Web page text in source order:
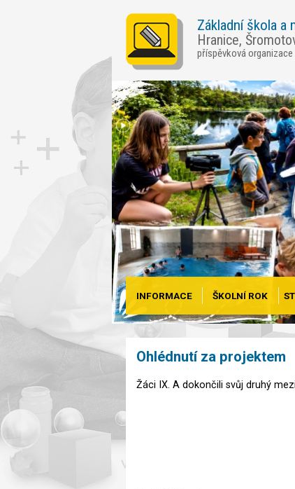
Základní škola a
Hranice,
příspěvková organizace
INFORMACE ŠKOLNÍ ROK
Ohlédnutí za projektem
Žáci IX. A dokončili svůj druhý